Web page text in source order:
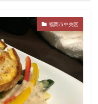
福岡市中央区